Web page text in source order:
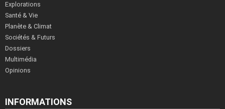
Explorations
Santé & Vie
Planète & Climat
Sociétés & Futurs
Dossiers
Multimédia
Opinions
INFORMATIONS